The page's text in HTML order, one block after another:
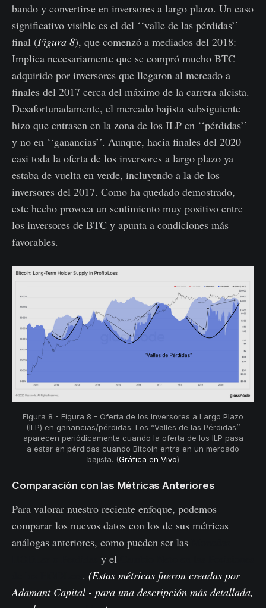
bando y convertirse en inversores a largo plazo. Un caso
significativo visible es el del ‘‘valle de las pérdidas’’
final (Figura 8), que comenzó a mediados del 2018:
Implica necesariamente que se compró mucho BTC
adquirido por inversores que llegaron al mercado a
finales del 2017 cerca del máximo de la carrera alcista.
Desafortunadamente, el mercado bajista subsiguiente
hizo que entrasen en la zona de los ILP en ‘‘pérdidas’’
y no en ‘‘ganancias’’. Aunque, hacia finales del 2020
casi toda la oferta de los inversores a largo plazo ya
estaba de vuelta en verde, incluyendo a la de los
inversores del 2017. Como ha quedado demostrado,
este hecho provoca un sentimiento muy positivo entre
los inversores de BTC y apunta a condiciones más
favorables.
Figura 8 - Figura 8 - Oferta de los Inversores a Largo Plazo
(ILP) en ganancias/pérdidas. Los ‘‘Valles de las Pérdidas’’
aparecen periódicamente cuando la oferta de los ILP pasa
a estar en pérdidas cuando Bitcoin entra en un mercado
bajista. (Gráfica en Vivo)
Comparación con las Métricas Anteriores
Para valorar nuestro reciente enfoque, podemos
comparar los nuevos datos con los de sus métricas
análogas anteriores, como pueden ser las
y el
. (Estas métricas fueron creadas por
Adamant Capital - para una descripción más detallada,